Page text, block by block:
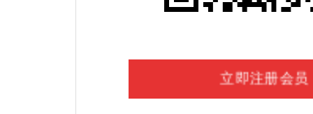
立即注册会员